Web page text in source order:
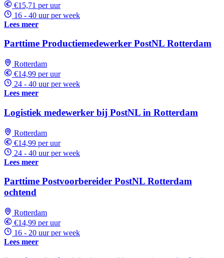
€15,71 per uur
16 - 40 uur per week
Lees meer
Parttime Productiemedewerker PostNL Rotterdam
Rotterdam
€14,99 per uur
24 - 40 uur per week
Lees meer
Logistiek medewerker bij PostNL in Rotterdam
Rotterdam
€14,99 per uur
24 - 40 uur per week
Lees meer
Parttime Postvoorbereider PostNL Rotterdam
ochtend
Rotterdam
€14,99 per uur
16 - 20 uur per week
Lees meer